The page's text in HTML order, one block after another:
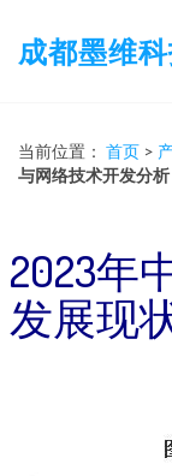
成都墨维
当前位置： 首页 >
与网络技术开发分析
2023年
发展现